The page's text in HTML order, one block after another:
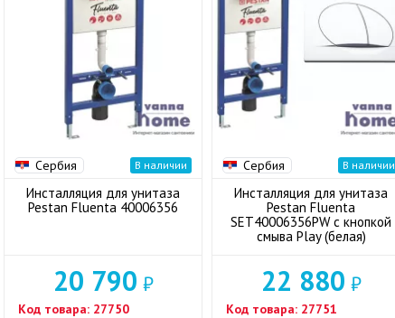
Сербия В наличии
Инсталляция для унитаза
Pestan Fluenta 40006356
20 790 ₽
Код товара: 27750
Сербия В наличии
Инсталляция для унитаза
Pestan Fluenta
SET40006356PW с кнопкой
смыва Play (белая)
22 880 ₽
Код товара: 27751